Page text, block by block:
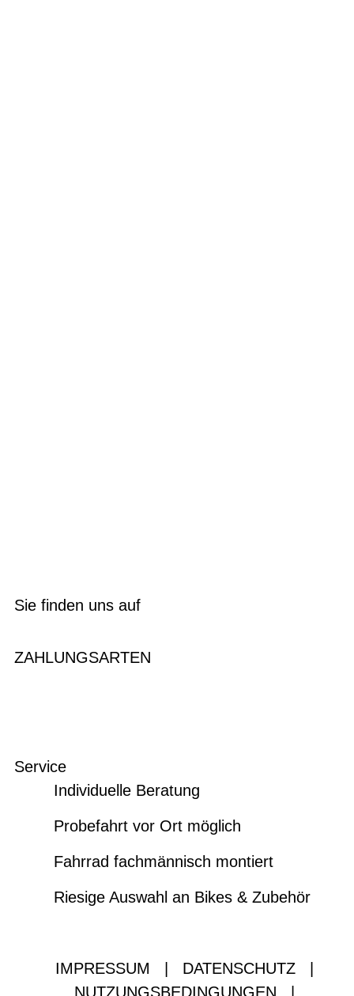
Sie finden uns auf
ZAHLUNGSARTEN
Service
Individuelle Beratung
Probefahrt vor Ort möglich
Fahrrad fachmännisch montiert
Riesige Auswahl an Bikes & Zubehör
IMPRESSUM DATENSCHUTZ
NUTZUNGSBEDINGUNGEN